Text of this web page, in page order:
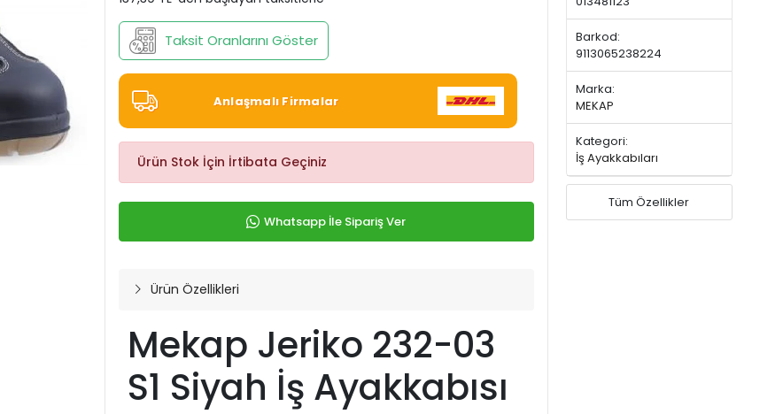
Taksit Oranlarını Göster
Anlaşmalı Firmalar
Ürün Stok İçin İrtibata Geçiniz
Whatsapp İle Sipariş Ver
Ürün Özellikleri
Mekap Jeriko 232-03
S1 Siyah İş Ayakkabısı
Barkod:
9113065238224
Marka:
MEKAP
Kategori:
İş Ayakkabıları
Tüm Özellikler